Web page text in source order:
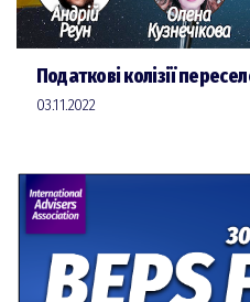
Податкові колізії
03.11.2022